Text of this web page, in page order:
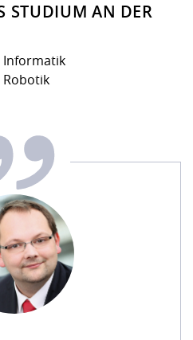
STUDIUM AN DER
Informatik